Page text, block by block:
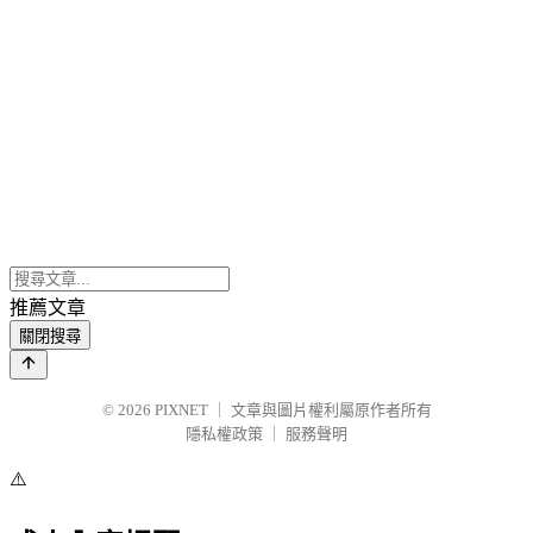
推薦文章
關閉搜尋
© 2026 PIXNET
文章與圖片權利屬原作者所有
隱私權政策
服務聲明
⚠️